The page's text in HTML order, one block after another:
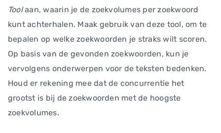
Toolaan, waarin je de zoekvolumes per zoekwoord
kunt achterhalen. Maak gebruik van deze tool, om te
bepalen op welke zoekwoorden je straks wilt scoren.
Op basis van de gevonden zoekwoorden, kun je
vervolgens onderwerpen voor de teksten bedenken.
Houd er rekening mee dat de concurrentie het
grootst is bij de zoekwoorden met de hoogste
zoekvolumes.